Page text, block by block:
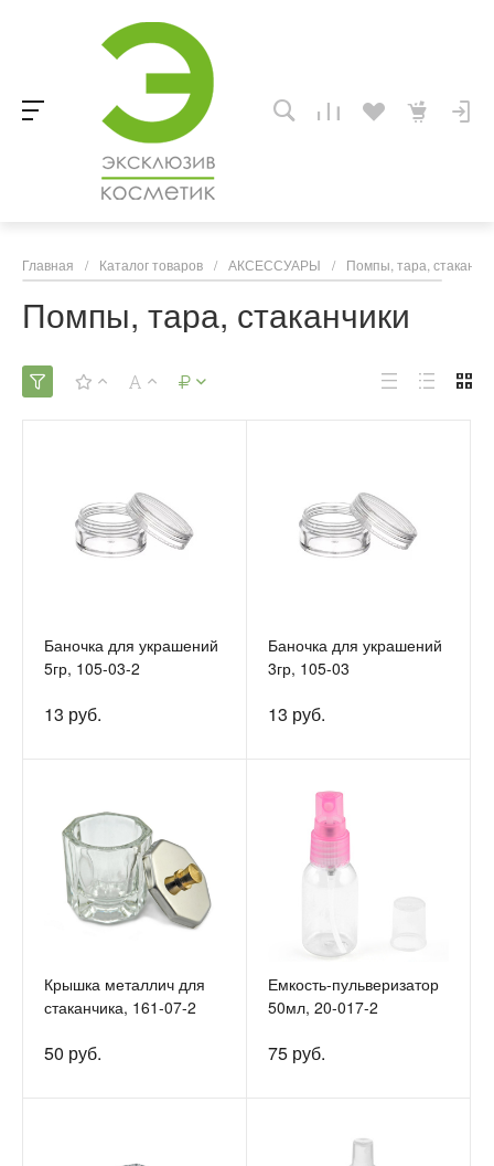
Главная / Каталог товаров / АКСЕССУАРЫ / Помпы, тара,
Помпы, тара, стаканчики
Баночка для украшений
5гр, 105-03-2
13 руб.
Баночка для украшений
3гр, 105-03
13 руб.
Крышка металлич для
стаканчика, 161-07-2
50 руб.
Емкость-пульверизатор
50мл, 20-017-2
75 руб.